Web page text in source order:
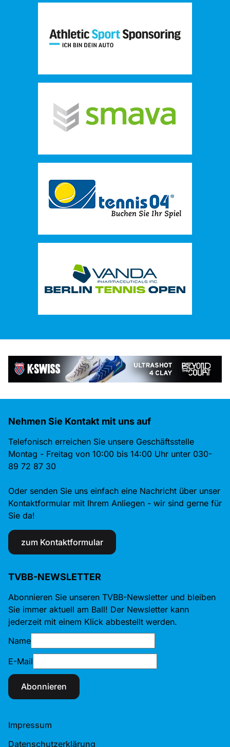
Nehmen Sie Kontakt mit uns auf
Telefonisch erreichen Sie unsere Geschäftsstelle
Montag - Freitag von 10:00 bis 14:00 Uhr unter 030-
89 72 87 30
Oder senden Sie uns einfach eine Nachricht über unser
Kontaktformular mit Ihrem Anliegen - wir sind gerne für
Sie da!
zum Kontaktformular
TVBB-NEWSLETTER
Abonnieren Sie unseren TVBB-Newsletter und bleiben
Sie immer aktuell am Ball! Der Newsletter kann
jederzeit mit einem Klick abbestellt werden.
Name
E-Mail
Abonnieren
Impressum
Datenschutzerklärung